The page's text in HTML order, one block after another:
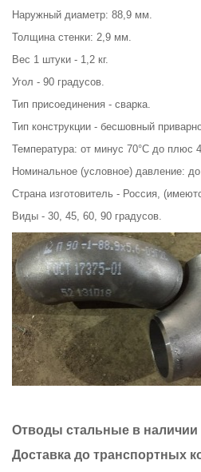
Наружный диаметр: 88,9 мм.
Толщина стенки: 2,9 мм.
Вес 1 штуки - 1,2 кг.
Угол - 90 градусов.
Тип присоединения - сварка.
Тип конструкции - бесшовный
Температура: от минус 70°С до плюс
Номинальное (условное) давление:
Страна изготовитель - Россия,
Виды - 30, 45, 60, 90 градусов.
Отводы стальные в наличии
Доставка до транспортных